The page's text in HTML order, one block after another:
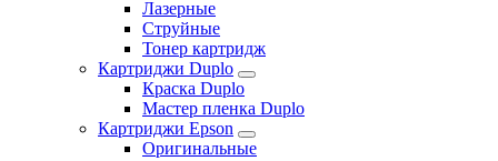
Лазерные
Струйные
Тонер картридж
Картриджи Duplo
Краска Duplo
Мастер пленка Duplo
Картриджи Epson
Оригинальные